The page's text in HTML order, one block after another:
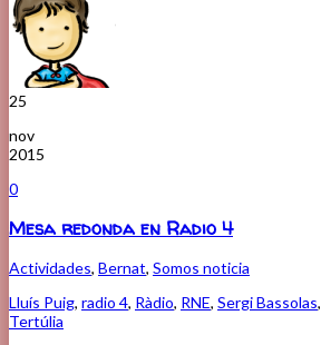
25
nov
2015
0
Mesa redonda en Radio 4
Actividades, Bernat, Somos noticia
Lluís Puig, radio 4, Ràdio, RNE, Sergi Bassolas,
Tertúlia